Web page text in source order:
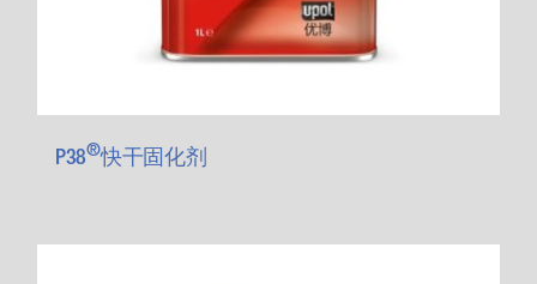
P38®快干固化剂